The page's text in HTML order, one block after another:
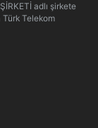
adlı şirkete
Türk Telekom